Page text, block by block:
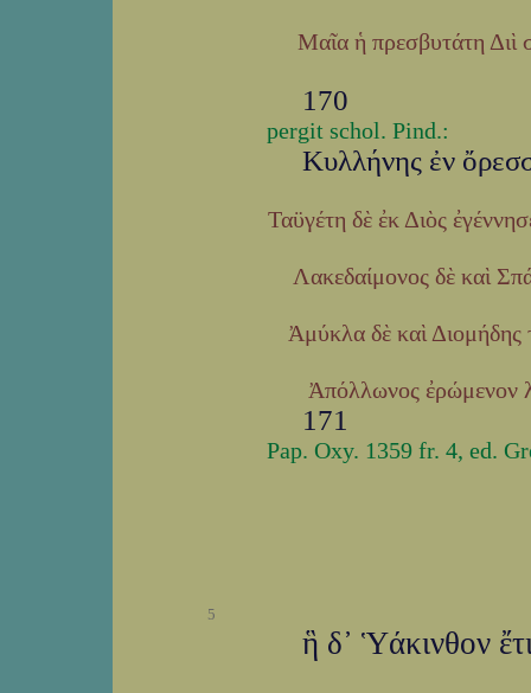
Μαῖα ἡ πρεσβυτάτη
170
pergit schol. Pind.:
Κυλλήνης ἐν
Ταϋγέτη δὲ ἐκ Διὸς
Λακεδαίμονος δὲ καὶ
Ἀμύκλα δὲ καὶ
Ἀπόλλωνος ἐρώμενον
171
Pap. Oxy. 1359 fr. 4, ed.
5
ἣ δ᾽ Ὑάκινθον